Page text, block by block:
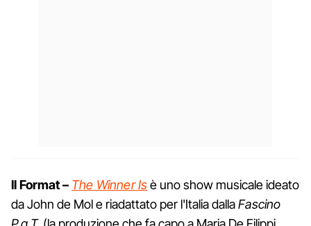
Il Format – The Winner Isè uno show musicale ideato
da John de Mol e riadattato per l'Italia dallaFascino